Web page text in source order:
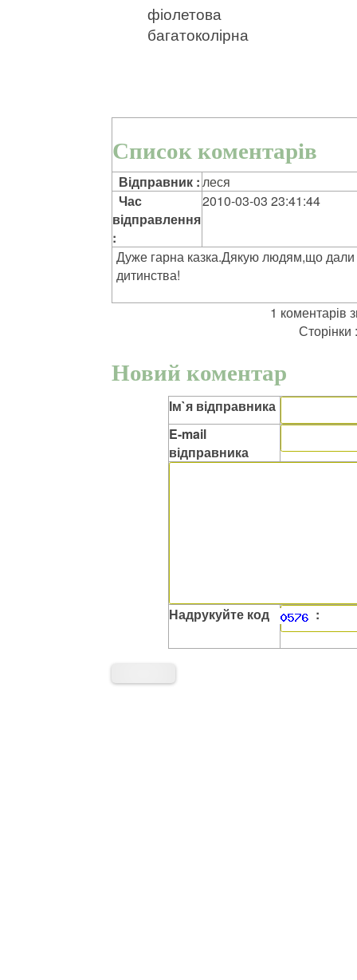
фіолетова
багатоколірна
Список коментарів
Відправник :леся
Час
відправлення
:
2010-03-03 23:41:44
Дуже гарна казка.Дякую людям,що дали
дитинства!
1 коментарів
Новий коментар
Ім`я відправника
E-mail
відправника
Надрукуйте код :